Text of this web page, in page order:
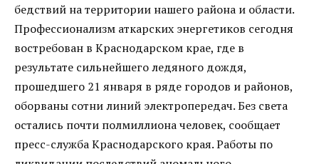
бедствий на территории нашего района и области.
Профессионализм аткарских энергетиков сегодня
востребован в Краснодарском крае, где в
результате сильнейшего ледяного дождя,
прошедшего 21 января в ряде городов и районов,
оборваны сотни линий электропередач. Без света
остались почти полмиллиона человек, сообщает
пресс-служба Краснодарского края. Работы по